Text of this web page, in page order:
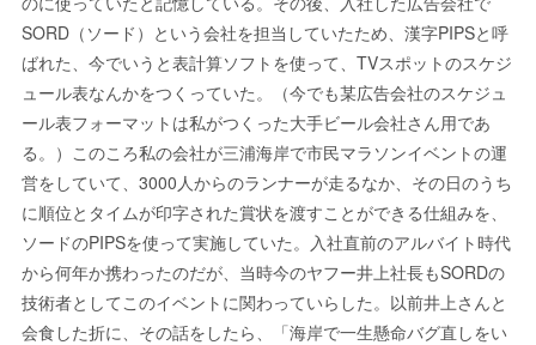
SORD（ソード）という会社を担当していたため、漢字PIPSと呼
ばれた、今でいうと表計算ソフトを使って、TVスポットのスケジ
ュール表なんかをつくっていた。（今でも某広告会社のスケジュ
ール表フォーマットは私がつくった大手ビール会社さん用であ
る。）このころ私の会社が三浦海岸で市民マラソンイベントの運
営をしていて、3000人からのランナーが走るなか、その日のうち
に順位とタイムが印字された賞状を渡すことができる仕組みを、
ソードのPIPSを使って実施していた。入社直前のアルバイト時代
から何年か携わったのだが、当時今のヤフー井上社長もSORDの
技術者としてこのイベントに関わっていらした。以前井上さんと
会食した折に、その話をしたら、「海岸で一生懸命バグ直しをい